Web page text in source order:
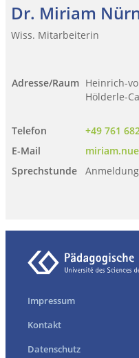
Dr. Miriam
Wiss. Mitarbeiterin
Adresse/Raum Heinrich-
Hölderle-
Telefon
+49 761
E-Mail
Sprechstunde
Impressum
Kontakt
Datenschutz